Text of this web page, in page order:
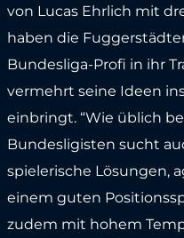
von Lucas Ehrlich mit
haben die
Bundesliga-Profi in ihr
vermehrt seine Ideen
einbringt. “Wie üblich
Bundesligisten sucht
spielerische Lösungen,
einem guten
zudem mit hohem